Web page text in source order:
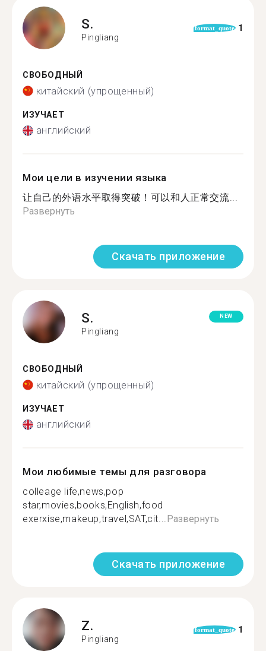
S.
Pingliang
format_quote 1
СВОБОДНЫЙ
китайский (упрощенный)
ИЗУЧАЕТ
английский
Мои цели в изучении языка
让自己的外语水平取得突破！可以和人正常交流...
Развернуть
Скачать приложение
S.
Pingliang
NEW
СВОБОДНЫЙ
китайский (упрощенный)
ИЗУЧАЕТ
английский
Мои любимые темы для разговора
colleage life,news,pop
star,movies,books,English,food
exerxise,makeup,travel,SAT,cit...Развернуть
Скачать приложение
Z.
Pingliang
format_quote 1